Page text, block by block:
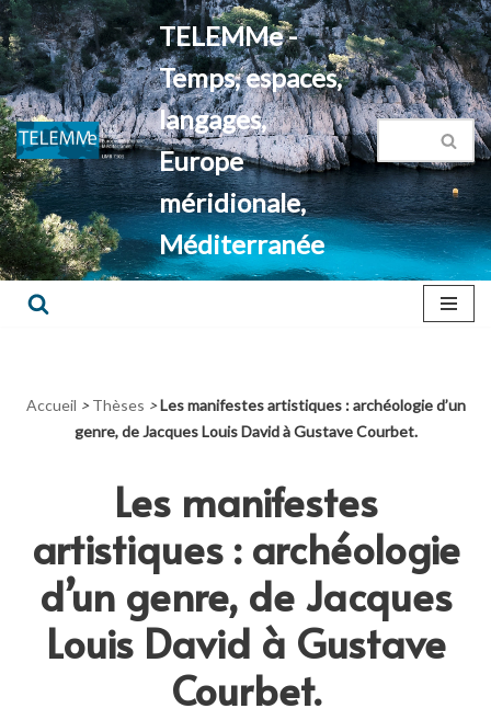
Aller
au
contenu
TELEMMe -
Temps, espaces,
langages,
Europe
méridionale,
Méditerranée
Accueil > Thèses > Les manifestes artistiques : archéologie d’un
genre, de Jacques Louis David à Gustave Courbet.
Les manifestes
artistiques : archéologie
d’un genre, de Jacques
Louis David à Gustave
Courbet.